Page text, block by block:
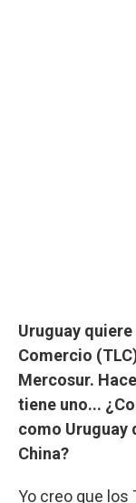
Uruguay
Comercio
Mercosur.
tiene uno...
como Uruguay
China?
Yo creo que los